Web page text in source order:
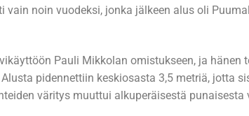
M/S Roopertti
M/S Sampsa
M/S Taavi
vain noin vuodeksi, jonka jälkeen alus oli
Pauli Mikkolan omistukseen, ja hänen
pidennettiin keskiosasta 3,5 metriä, jotta
väritys muuttui alkuperäisestä punaisesta